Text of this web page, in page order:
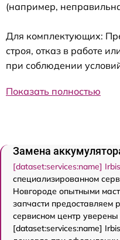
(например,
Для комплектующих:
строя, отказ в работе
при соблюдении
Показать полностью
Замена
[dataset:services:name]
специализированном
Новгороде опытными
запчасти
сервисном центр
[dataset:services:name]